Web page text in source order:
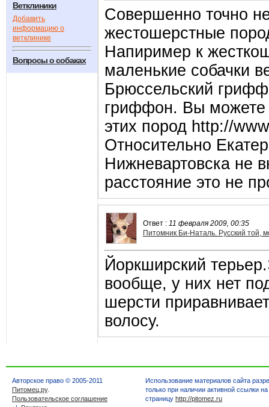
Ветклиники
Добавить
информацию о
ветклинике
Вопросы о собаках
Совершенно точно
жестошерстные
Напиример к
маленькие собачки
Брюссельский
гриффон. Вы можете
этих пород http://
Относительно
Нижневартовска не
расстояние это не
Ответ : 11 февраля 2009, 00:35
Питомник Би-Наталь. Русский той,
Йоркширский
вообще, у них нет
шерсти
волосу.
Авторское право © 2005-2011
Питомец.ру.
Пользовательское соглашение
Использование материалов сайта
только при наличии активной ссылки
страницу http://pitomez.ru